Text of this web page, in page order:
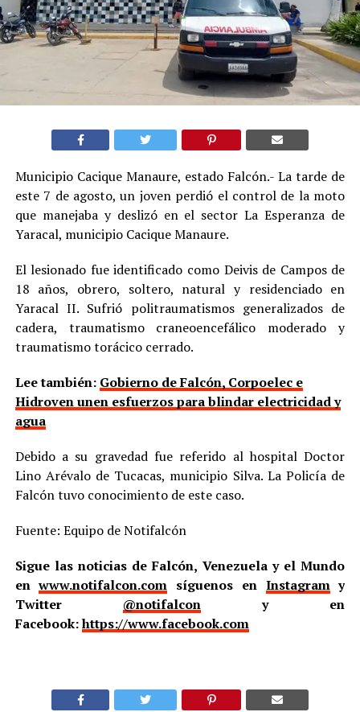
Municipio Cacique Manaure, estado Falcón.- La tarde de
este 7 de agosto, un joven perdió el control de la moto
que manejaba y deslizó en el sector La Esperanza de
Yaracal, municipio Cacique Manaure.
El lesionado fue identificado como Deivis de Campos de
18 años, obrero, soltero, natural y residenciado en
Yaracal II. Sufrió politraumatismos generalizados de
cadera, traumatismo craneoencefálico moderado y
traumatismo torácico cerrado.
Lee también: Gobierno de Falcón, Corpoelec e
Hidroven unen esfuerzos para blindar electricidad y
agua
Debido a su gravedad fue referido al hospital Doctor
Lino Arévalo de Tucacas, municipio Silva. La Policía de
Falcón tuvo conocimiento de este caso.
Fuente: Equipo de Notifalcón
Sigue las noticias de Falcón, Venezuela y el Mundo
enwww.notifalcon.com síguenos en Instagramy
Twitter @notifalcony en
Facebook:https://www.facebook.com